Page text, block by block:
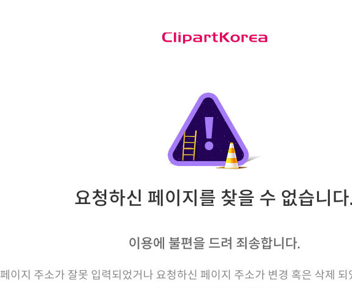
요청하신 페이지를 찾을 수 없습니다.
이용에 불편을 드려 죄송합니다.
페이지 주소가 잘못 입력되었거나 요청하신 페이지 주소가 변경 혹은 삭제 되